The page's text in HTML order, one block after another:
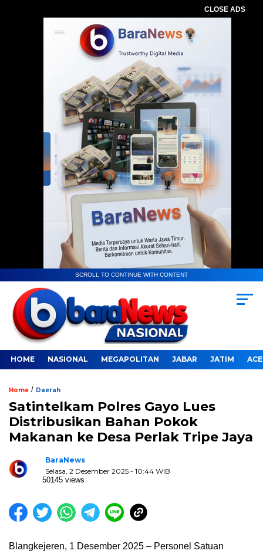
CLOSE ADS
SCROLL TO CONTINUE WITH CONTENT
HOME NASIONAL MEGAPOLITAN JABAR JATIM
Home / Daerah
Satintelkam Polres Gayo Lues
Distribusikan Bahan Pokok
Makanan ke Desa Perlak Tripe Jaya
BaraNews
Selasa, 2 Desember 2025 - 10:44 WIB
50145 views
Blangkejeren, 1 Desember 2025 – Personel Satuan